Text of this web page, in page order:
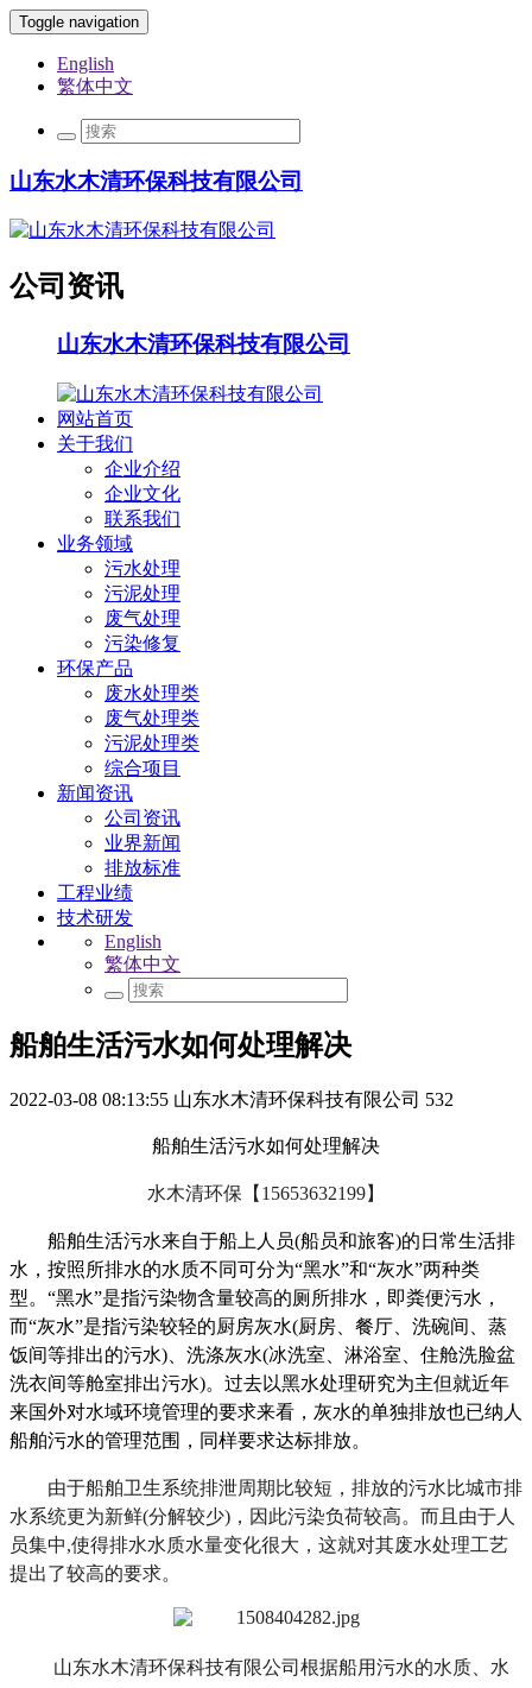
Toggle navigation
English
繁体中文
山东水木清环保科技有限公司
公司资讯
山东水木清环保科技有限公司
网站首页
关于我们
企业介绍
企业文化
联系我们
业务领域
污水处理
污泥处理
废气处理
污染修复
环保产品
废水处理类
废气处理类
污泥处理类
综合项目
新闻资讯
公司资讯
业界新闻
排放标准
工程业绩
技术研发
English
繁体中文
船舶生活污水如何处理解决
2022-03-08 08:13:55 山东水木清环保科技有限公司 532
船舶生活污水如何处理解决
水木清环保【15653632199】
船舶生活污水来自于船上人员(船员和旅客)的日常生活排
水，按照所排水的水质不同可分为“黑水”和“灰水”两种类
型。“黑水”是指污染物含量较高的厕所排水，即粪便污水，
而“灰水”是指污染较轻的厨房灰水(厨房、餐厅、洗碗间、蒸
饭间等排出的污水)
洗涤灰水(冰洗室、淋浴室、住舱洗脸盆
洗衣间等舱室排出污水)。过去以黑水处理研究为主但就近年
来国外对水域环境管理的要求来看，灰水的单独排放也已纳人
船舶污水的管理范围，同样要求达标排放。
由于船舶卫生系统排泄周期比较短，排放的污水比城市排
水系统更为新鲜(分解较少)，因此污染负荷较高。而且由于人
员集中,使得排水水质水量变化很大，这就对其废水处理工艺
提出了较高的要求。
山东水木清环保科技有限公司根据船用污水的水质、水